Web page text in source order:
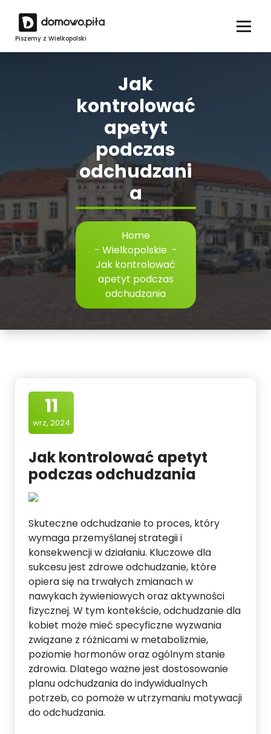
content
Piszemy z Wielkopolski
Jak
kontrolować
apetyt
podczas
odchudzani
a
Home
- Wielkopolskie-
Jak kontrolować
apetyt podczas
odchudzania
11
wrz, 2024
Jak kontrolować apetyt
podczas odchudzania
Skuteczne odchudzanie to proces, który
wymaga przemyślanej strategii i
konsekwencji w działaniu. Kluczowe dla
sukcesu jest zdrowe odchudzanie, które
opiera się na trwałych zmianach w
nawykach żywieniowych oraz aktywności
fizycznej. W tym kontekście, odchudzanie dla
kobiet może mieć specyficzne wyzwania
związane z różnicami w metabolizmie,
poziomie hormonów oraz ogólnym stanie
zdrowia. Dlatego ważne jest dostosowanie
planu odchudzania do indywidualnych
potrzeb, co pomoże w utrzymaniu motywacji
do odchudzania.